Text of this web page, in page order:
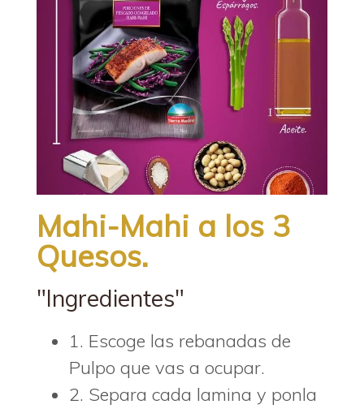
Mahi-Mahi a los 3
Quesos.
"Ingredientes"
1. Escoge las rebanadas de
Pulpo que vas a ocupar.
2. Separa cada lamina y ponla